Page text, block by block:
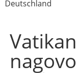
Deutschland